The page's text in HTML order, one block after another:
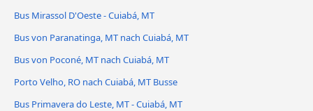
Bus Mirassol D'Oeste - Cuiabá, MT
Bus von Paranatinga, MT nach Cuiabá, MT
Bus von Poconé, MT nach Cuiabá, MT
Porto Velho, RO nach Cuiabá, MT Busse
Bus Primavera do Leste, MT - Cuiabá, MT